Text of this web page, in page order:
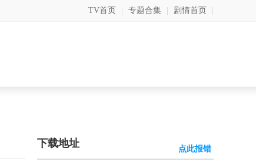
TV首页 专题合集 剧情首页
下载地址 点此报错